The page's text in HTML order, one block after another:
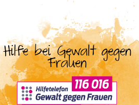
Hilfe bei Gewalt gegen
Frauen